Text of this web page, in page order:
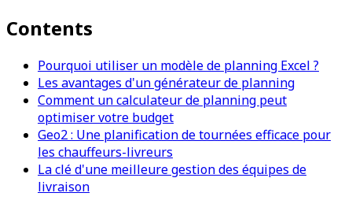
Contents
Pourquoi utiliser un modèle de planning Excel ?
Les avantages d'un générateur de planning
Comment un calculateur de planning peut
optimiser votre budget
Geo2 : Une planification de tournées efficace pour
les chauffeurs-livreurs
La clé d'une meilleure gestion des équipes de
livraison